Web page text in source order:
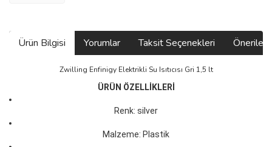
Ürün Bilgisi Yorumlar Taksit Seçenekleri
Zwilling Enfinigy Elektrikli Su Isıtıcısı Gri 1,5 lt
ÜRÜN ÖZELLİKLERİ
Renk: silver
Malzeme: Plastik